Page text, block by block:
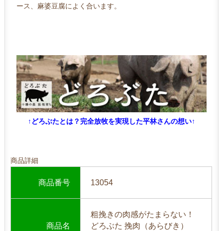
ース、麻婆豆腐によく合います。
↑どろぶたとは？完全放牧を実現した平林さんの想い↑
商品詳細
商品番号 13054
商品名
粗挽きの肉感がたまらない！
どろぶた 挽肉（あらびき）